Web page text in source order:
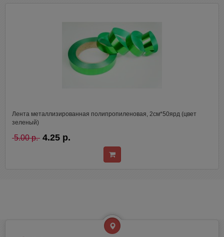
Лента металлизированная полипропиленовая, 2см*50ярд (цвет
зеленый)
5.00 р. 4.25 р.